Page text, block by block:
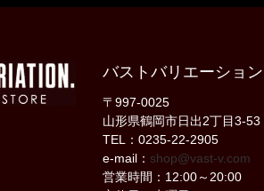
バストバリエーション
〒997-0025
山形県鶴岡市日出2丁目3-53
TEL：0235-22-2905
e-mail： shop@vast-v.com
営業時間：12:00～20:00